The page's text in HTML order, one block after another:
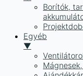
Borítók,
Egyéb
▼